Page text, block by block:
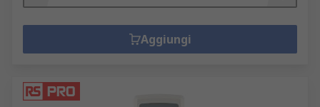
Aggiungi